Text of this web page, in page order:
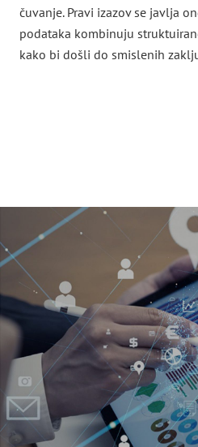
čuvanje. Pravi izazov se javlja
podataka kombinuju
kako bi došli do smislenih